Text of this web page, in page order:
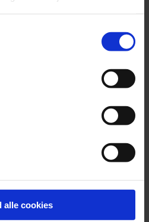
alle cookies
efter at have forbudt en sang